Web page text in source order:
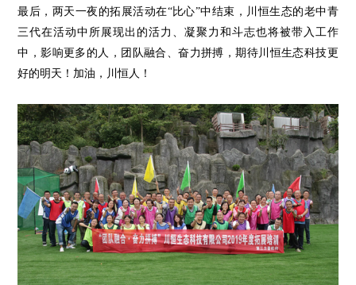
最后，两天一夜的拓展活动在“比心”中结束， 川恒生态的老中青
三代在活动中 所展现出的活力、凝聚 力 和 斗志也将被带入工作
中，影响更多的人，团队融合、奋力拼搏，期待川恒生态科技更
好的明天！加油，川恒人！